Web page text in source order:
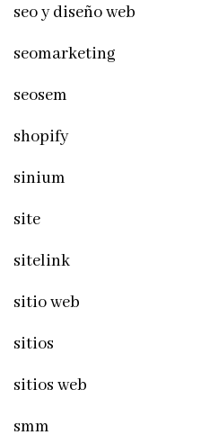
seo y diseño web
seomarketing
seosem
shopify
sinium
site
sitelink
sitio web
sitios
sitios web
smm